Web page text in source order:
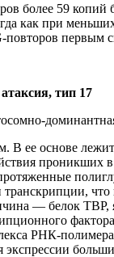
более 59 копий
как при
повторов первым
тип 17
В ее основе
проникших
транскрипции,
— белок ТВР,
РНК-